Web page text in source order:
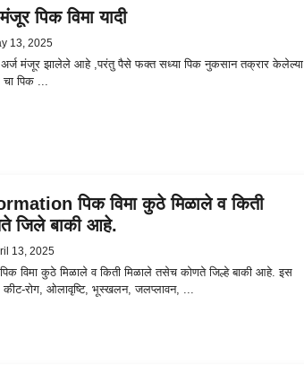
पिक विमा यादी
13, 2025
अर्ज मंजूर झालेले आहे ,परंतु पैसे फक्त सध्या पिक नुकसान तक्रार केलेल्या
चा पिक ...
पिक विमा कुठे मिळाले व किती
जिले बाकी आहे.
13, 2025
विमा कुठे मिळाले व किती मिळाले तसेच कोणते जिल्हे बाकी आहे. इस
रोग, ओलावृष्टि, भूस्खलन, जलप्लावन, ...